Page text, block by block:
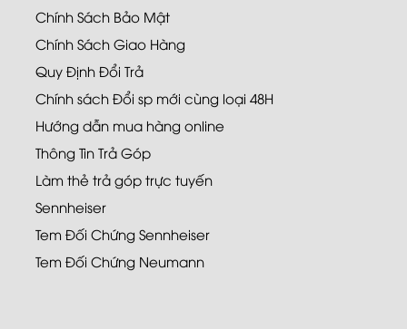
Chính Sách Bảo Mật
Chính Sách Giao Hàng
Quy Định Đổi Trả
Chính sách Đổi sp mới cùng loại 48H
Hướng dẫn mua hàng online
Thông Tin Trả Góp
Làm thẻ trả góp trực tuyến
Sennheiser
Tem Đối Chứng Sennheiser
Tem Đối Chứng Neumann